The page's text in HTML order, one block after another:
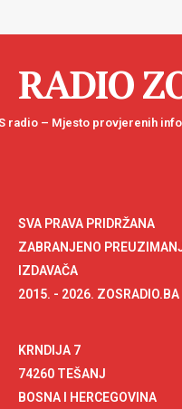
RADIO
radio – Mjesto provjerenih
SVA PRAVA PRIDRŽANA
ZABRANJENO
IZDAVAČA
2015. - 2026. ZOSRADIO.BA
KRNDIJA 7
74260 TEŠANJ
BOSNA I HERCEGOVINA